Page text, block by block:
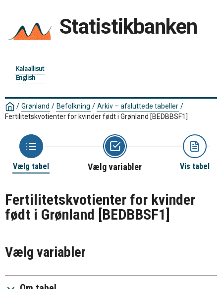
Statistikbanken
Kalaallisut
English
/ Grønland / Befolkning / Arkiv – afsluttede tabeller /
Fertilitetskvotienter for kvinder født i Grønland [BEDBBSF1]
Vælg tabel Vælg variabler Vis tabel
Fertilitetskvotienter for kvinder
født i Grønland [BEDBBSF1]
Vælg variabler